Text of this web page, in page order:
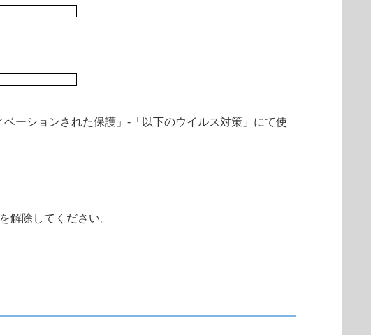
ーションされた保護」-「以下のウイルス対策」にて使
解除してください。